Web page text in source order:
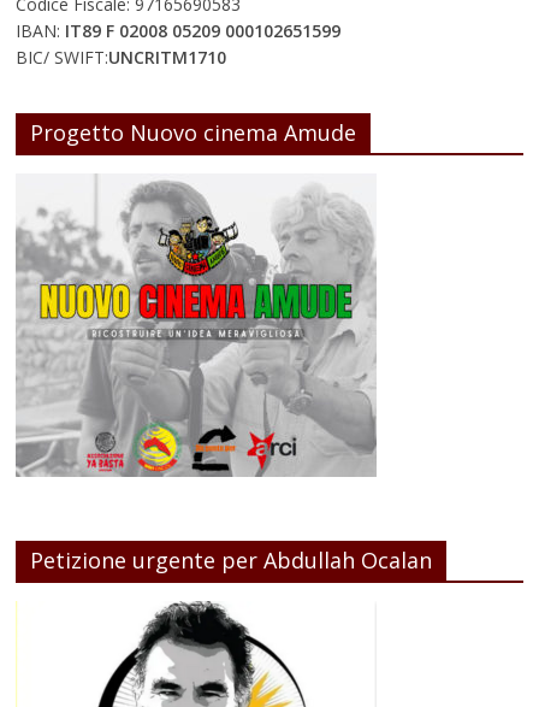
IBAN: IT89 F 02008 05209 000102651599
BIC/ SWIFT:UNCRITM1710
Progetto Nuovo cinema Amude
Petizione urgente per Abdullah Ocalan